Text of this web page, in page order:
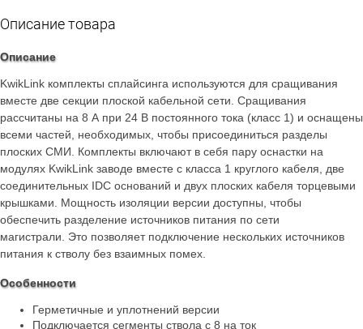
Описание товара
Описание
KwikLink комплекты сплайсинга используются для сращивания
вместе две секции плоской кабельной сети. Сращивания
рассчитаны на 8 А при 24 В постоянного тока (класс 1) и оснащены
всеми частей, необходимых, чтобы присоединиться разделы
плоских СМИ. Комплекты включают в себя пару оснастки на
модулях KwikLink заводе вместе с класса 1 круглого кабеля, две
соединительных IDC оснований и двух плоских кабеля торцевыми
крышками. Мощность изоляции версии доступны, чтобы
обеспечить разделение источников питания по сети
магистрали. Это позволяет подключение нескольких источников
питания к стволу без взаимных помех.
Особенности
Герметичные и уплотнений версии
Подключается сегменты ствола с 8 на ток